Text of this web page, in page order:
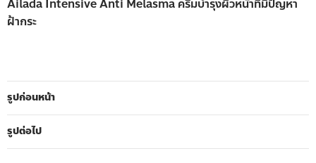
Ailada Intensive Anti Melasma ครีมบำรุงผิวหน้าที่มีปัญหา
ฝ้ากระ
รูปก่อนหน้า
รูปต่อไป